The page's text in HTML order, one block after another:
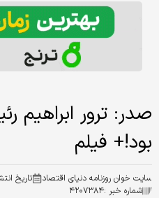
صدر: ترور ابراهیم
بود!+ فیلم
سایت خوان روزنامه دنیای اقتصاد تاریخ
شماره خبر :۴۲۰۷۳۸۴